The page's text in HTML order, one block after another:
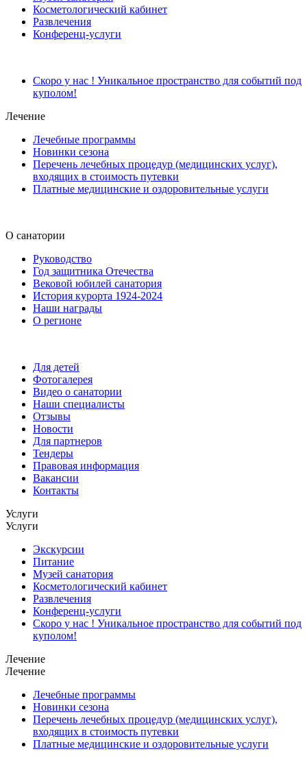
Косметологический кабинет
Развлечения
Конференц-услуги
Скоро у нас ! Уникальное пространство для событий под
куполом!
Лечение
Лечебные программы
Новинки сезона
Перечень лечебных процедур (медицинских услуг),
входящих в стоимость путевки
Платные медицинские и оздоровительные услуги
О санатории
Руководство
Год защитника Отечества
Вековой юбилей санатория
История курорта 1924-2024
Наши награды
О регионе
Для детей
Фотогалерея
Видео о санатории
Наши специалисты
Отзывы
Новости
Для партнеров
Тендеры
Правовая информация
Вакансии
Контакты
Услуги
Услуги
Экскурсии
Питание
Музей санатория
Косметологический кабинет
Развлечения
Конференц-услуги
Скоро у нас ! Уникальное пространство для событий под
куполом!
Лечение
Лечение
Лечебные программы
Новинки сезона
Перечень лечебных процедур (медицинских услуг),
входящих в стоимость путевки
Платные медицинские и оздоровительные услуги